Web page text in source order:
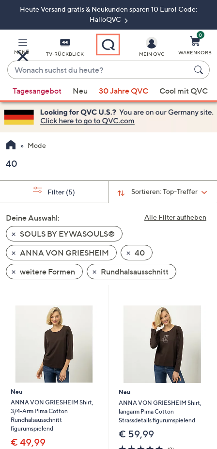
ZumHeute Versand gratis & Neukunden sparen 10 Euro! Code:
HalloQVC
MENÜ TV-RÜCKBLICK
Wonach
suchst
du
heute?
Vorschläge
verfügbar
sind,
verwenden
Sie
Pfeiltasten
nach
und
nach
unten
oder
wischen
Sie
auf
anzuzeigen.
MEIN QVC
0
WARENKORB
Tagesangebot Neu 30 Jahre QVC Cool mit QVC
Mode
40
Sortieren:Top-Treffer
Filter (5)
Alle Filter aufheben
Deine Auswahl:
SOULS BY EYWASOULS®
ANNA VON GRIESHEIM
40
weitere Formen
Rundhalsausschnitt
Neu
ANNA VON GRIESHEIM Shirt,
3/4-Arm Pima Cotton
Rundhalsausschnitt
figurumspielend
€ 49,99
Neu
ANNA VON GRIESHEIM Shirt,
langarm Pima Cotton
Strassdetails figurumspielend
€ 59,99
5.02